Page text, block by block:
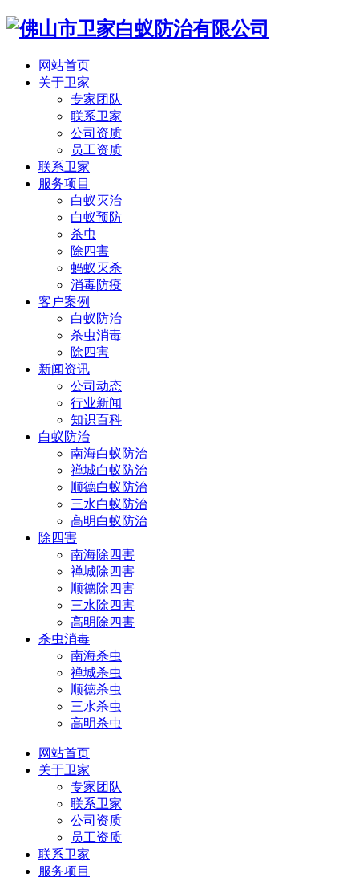
网站首页
关于卫家
专家团队
联系卫家
公司资质
员工资质
联系卫家
服务项目
白蚁灭治
白蚁预防
杀虫
除四害
蚂蚁灭杀
消毒防疫
客户案例
白蚁防治
杀虫消毒
除四害
新闻资讯
公司动态
行业新闻
知识百科
白蚁防治
南海白蚁防治
禅城白蚁防治
顺德白蚁防治
三水白蚁防治
高明白蚁防治
除四害
南海除四害
禅城除四害
顺德除四害
三水除四害
高明除四害
杀虫消毒
南海杀虫
禅城杀虫
顺德杀虫
三水杀虫
高明杀虫
网站首页
关于卫家
专家团队
联系卫家
公司资质
员工资质
联系卫家
服务项目